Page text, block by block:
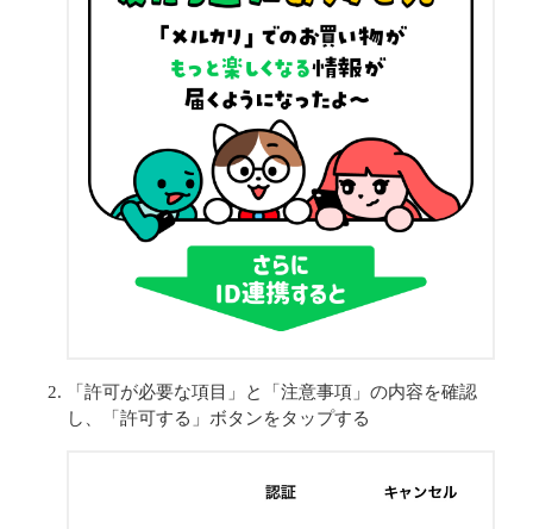
「許可が必要な項目」と「注意事項」の内容を確認
し、「許可する」ボタンをタップする